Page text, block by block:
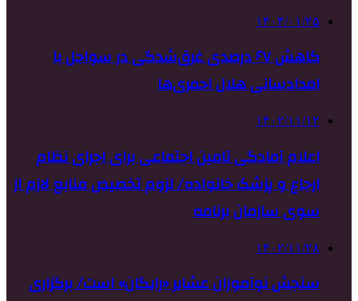
۱۴۰۴/۰۱/۲۵
کاهش ۶۷ درصدی غرق‌شدگی در سواحل با
امدادسانی هلال احمری‌ها
۱۴۰۲/۱۱/۱۲
اعلام آمادگی تامین اجتماعی برای اجرای نظام
ارجاع و پزشک خانواده/ لزوم تخصیص منابع لازم از
سوی سازمان برنامه
۱۴۰۲/۱۱/۲۸
سنجش نوآموزان عشایر «رایگان» است/ برگزاری